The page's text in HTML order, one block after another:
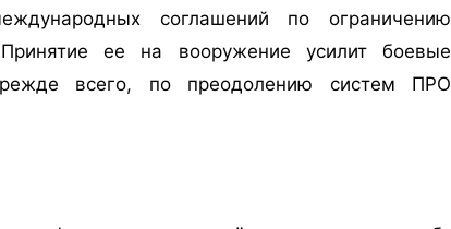
соглашений по ограничению
ее на вооружение усилит боевые
всего, по преодолению систем ПРО